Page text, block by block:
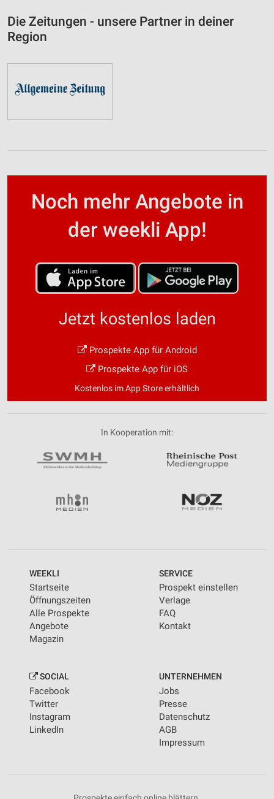
Die Zeitungen - unsere Partner in deiner
Region
Noch mehr Angebote in
der weekli App!
Jetzt kostenlos laden
Prospekte App für Android
Prospekte App für iOS
Kostenlos im App Store erhältlich
In Kooperation mit:
WEEKLI
Startseite
Öffnungszeiten
Alle Prospekte
Angebote
Magazin
SERVICE
Prospekt einstellen
Verlage
FAQ
Kontakt
SOCIAL
Facebook
Twitter
Instagram
LinkedIn
UNTERNEHMEN
Jobs
Presse
Datenschutz
AGB
Impressum